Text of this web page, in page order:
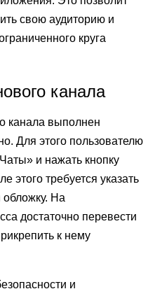
свою аудиторию и
круга
канала
канала выполнен
Для этого пользователю
и нажать кнопку
этого требуется указать
обложку. На
достаточно перевести
к нему
и